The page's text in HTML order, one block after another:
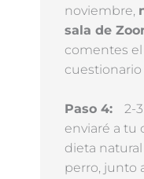
noviembre,
sala de
comentes el
Paso 4:2-
enviaré a tu
dieta
perro, junto